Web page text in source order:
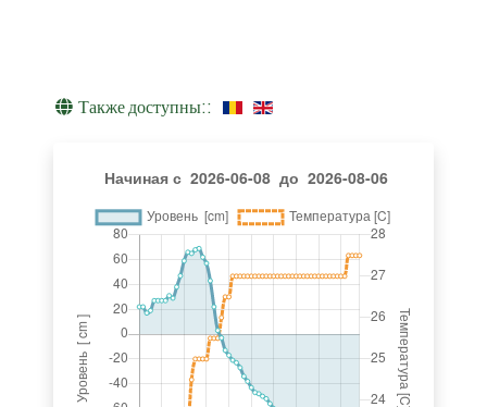
Также доступны::